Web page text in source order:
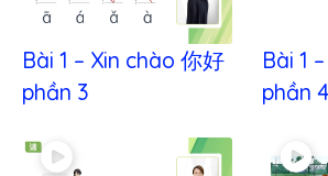
Bài 1 – Xin chào 你好
phần 3
Bài 1
phần 4